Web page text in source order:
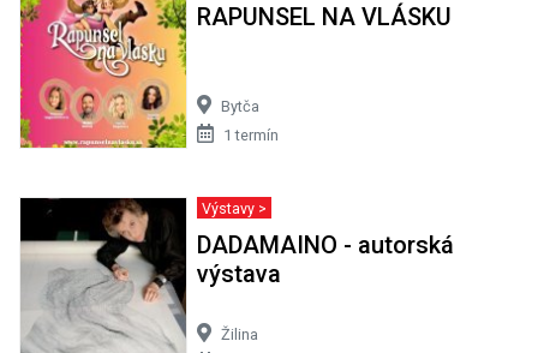
RAPUNSEL NA VLÁSKU
Bytča
1 termín
Výstavy >
DADAMAINO - autorská
výstava
Žilina